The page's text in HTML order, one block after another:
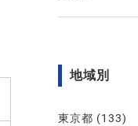
地域別
東京都 (133)